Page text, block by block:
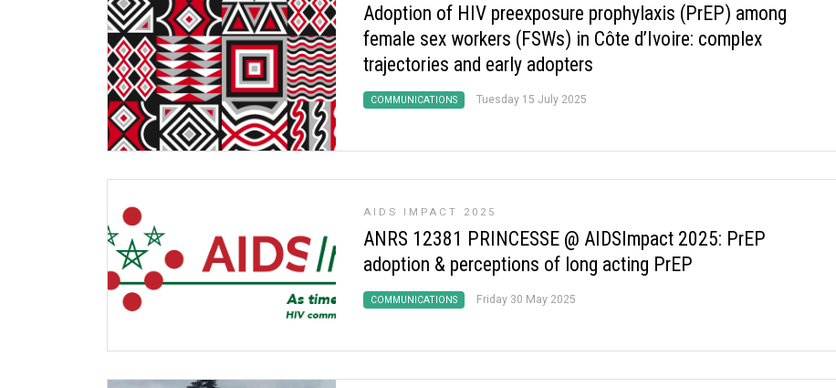
Adoption of HIV preexposure prophylaxis (PrEP) among
female sex workers (FSWs) in Côte d’Ivoire: complex
trajectories and early adopters
COMMUNICATIONS Tuesday 15 July 2025
AIDS IMPACT 2025
ANRS 12381 PRINCESSE @ AIDSImpact 2025: PrEP
adoption & perceptions of long acting PrEP
COMMUNICATIONS Friday 30 May 2025